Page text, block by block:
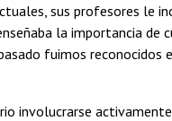
sus profesores le
la importancia de
fuimos reconocidos
involucrarse